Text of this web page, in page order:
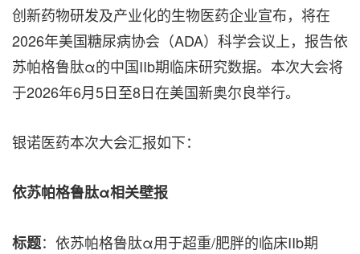
创新药物研发及产业化的生物医药企业宣布，将在
2026年美国糖尿病协会（ADA）科学会议上，报告依
苏帕格鲁肽α的中国IIb期临床研究数据。本次大会将
于2026年6月5日至8日在美国新奥尔良举行。
银诺医药本次大会汇报如下：
依苏帕格鲁肽α相关壁报
标题：依苏帕格鲁肽α用于超重/肥胖的临床IIb期